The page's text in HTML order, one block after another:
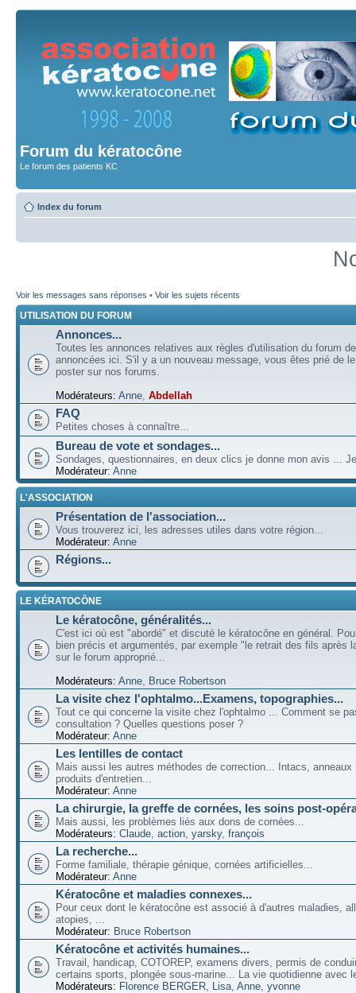
Forum du kératocône
Le forum des patients KC
Index du forum
Voir les messages sans réponses • Voir les sujets récents
UTILISATION DU FORUM
Annonces...
Toutes les annonces relatives aux règles d'utilisation du forum
annoncées ici. S'il y a un nouveau message, vous êtes prié de
poster sur nos forums.
Modérateurs: Anne, Abdellah
FAQ
Petites choses à connaître...
Bureau de vote et sondages...
Sondages, questionnaires, en deux clics je donne mon avis ...
Modérateur: Anne
L'ASSOCIATION
Présentation de l'association...
Vous trouverez ici, les adresses utiles dans votre région...
Modérateur: Anne
Régions...
LE KÉRATOCÔNE
Le kératocône, généralités...
C'est ici où est "abordé" et discuté le kératocône en général.
bien précis et argumentés, par exemple "le retrait des fils après
sur le forum approprié...
Modérateurs: Anne, Bruce Robertson
La visite chez l'ophtalmo...Examens, topographies...
Tout ce qui concerne la visite chez l'ophtalmo ... Comment se
consultation ? Quelles questions poser ?
Modérateur: Anne
Les lentilles de contact
Mais aussi les autres méthodes de correction... Intacs, anneaux
produits d'entretien...
Modérateur: Anne
La chirurgie, la greffe de cornées, les soins post-
Mais aussi, les problèmes liés aux dons de cornées...
Modérateurs: Claude, action, yarsky, françois
La recherche...
Forme familiale, thérapie génique, cornées artificielles...
Modérateur: Anne
Kératocône et maladies connexes...
Pour ceux dont le kératocône est associé à d'autres maladies,
atopies, ...
Modérateur: Bruce Robertson
Kératocône et activités humaines...
Travail, handicap, COTOREP, examens divers, permis de
certains sports, plongée sous-marine... La vie quotidienne avec
Modérateurs: Florence BERGER, Lisa, Anne, yvonne